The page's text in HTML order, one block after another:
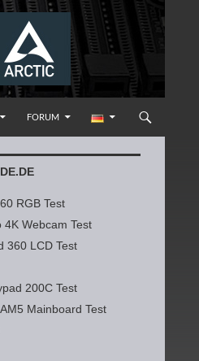
FORUM
RGB Test
4K Webcam Test
360 LCD Test
200C Test
Mainboard Test